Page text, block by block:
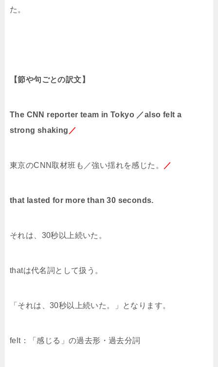
た。
【節や句ごとの訳文】
The CNN reporter team in Tokyo ／also felt a
strong shaking ／
東京のCNN取材班も／強い揺れを感じた。 ／
that lasted for more than 30 seconds.
それは、 30秒以上続いた。
thatは代名詞として扱う。
「それは、 30秒以上続いた。」となります。
felt：「感じる」の過去形・過去分詞